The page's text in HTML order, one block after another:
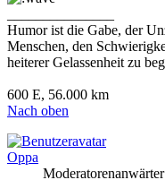
Humor ist die Gabe, der
Menschen, den
heiterer Gelassenheit zu
600 E, 56.000 km
Nach oben
Oppa
Moderatorenanwärter